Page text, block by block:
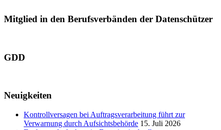
Mitglied in den Berufsverbänden der Datenschützer
GDD
Neuigkeiten
Kontrollversagen bei Auftragsverarbeitung führt zur
Verwarnung durch Aufsichtsbehörde 15. Juli 2026